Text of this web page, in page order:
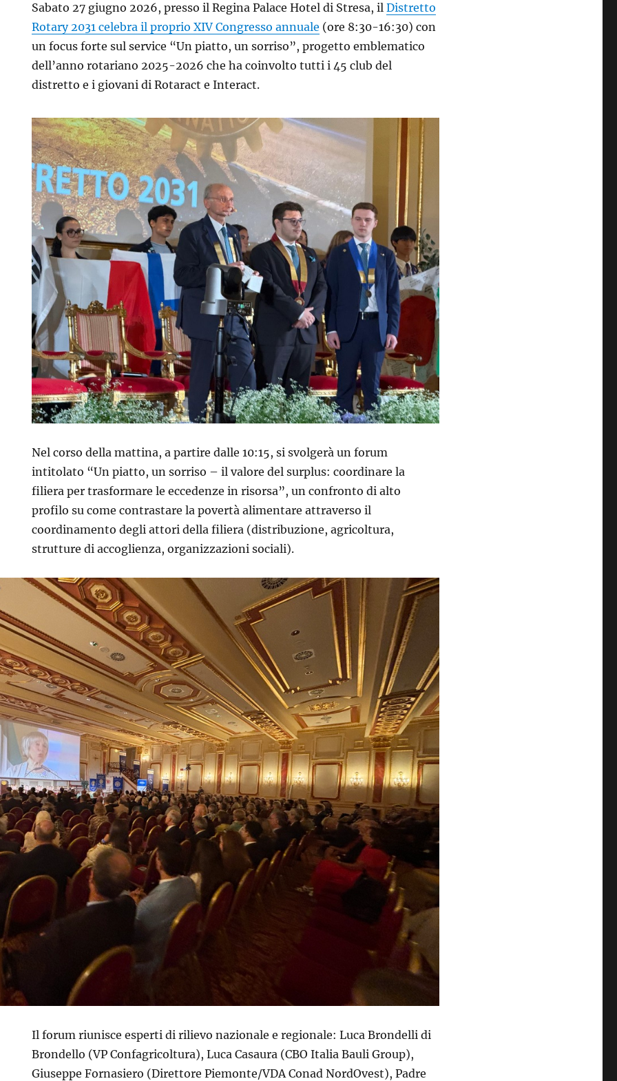
Sabato 27 giugno 2026, presso il Regina Palace Hotel di Stresa, ilDistretto
Rotary 2031 celebra il proprio XIV Congresso annuale (ore 8:30-16:30) con
un focus forte sul service “Un piatto, un sorriso”, progetto emblematico
dell’anno rotariano 2025-2026 che ha coinvolto tutti i 45 club del
distretto e i giovani di Rotaract e Interact.
Nel corso della mattina, a partire dalle 10:15, si svolgerà un forum
intitolato “Un piatto, un sorriso – il valore del surplus: coordinare la
filiera per trasformare le eccedenze in risorsa”, un confronto di alto
profilo su come contrastare la povertà alimentare attraverso il
coordinamento degli attori della filiera (distribuzione, agricoltura,
strutture di accoglienza, organizzazioni sociali).
Il forum riunisce esperti di rilievo nazionale e regionale: Luca Brondelli di
Brondello (VP Confagricoltura), Luca Casaura (CBO Italia Bauli Group),
Giuseppe Fornasiero (Direttore Piemonte/VDA Conad NordOvest), Padre